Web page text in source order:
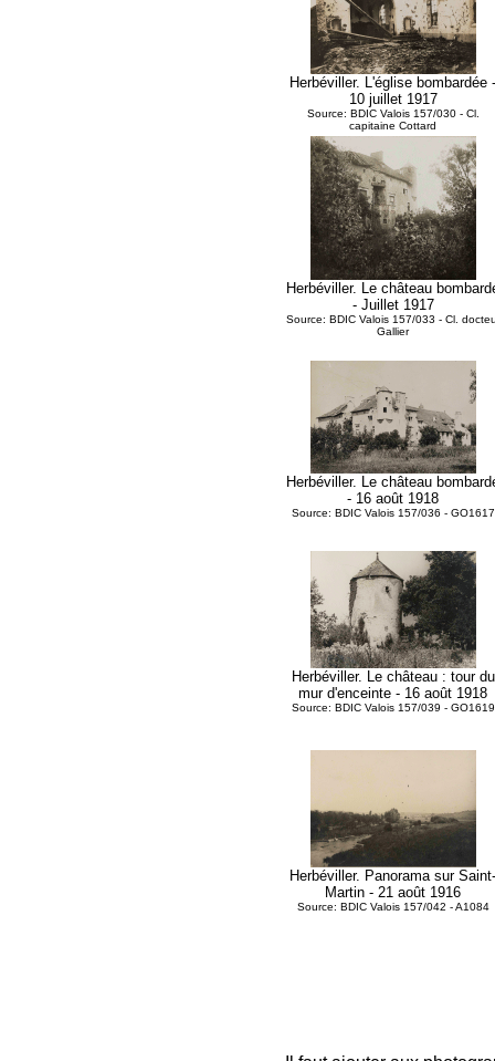
Herbéviller. L'église bombardée -
10 juillet 1917
Source: BDIC Valois 157/030 - Cl.
capitaine Cottard
Herbéviller. Le château
- Juillet 1917
Source: BDIC Valois 157/033 - Cl.
Gallier
Herbéviller. Le château
- 16 août 1918
Source: BDIC Valois 157/036 - GO1617
Herbéviller. Le château : tour du
mur d'enceinte - 16 août 1918
Source: BDIC Valois 157/039 - GO1619
Herbéviller. Panorama sur Saint-
Martin - 21 août 1916
Source: BDIC Valois 157/042 - A1084